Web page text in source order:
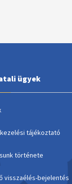
ügyek
tájékoztató
története
visszaélés-bejelentés